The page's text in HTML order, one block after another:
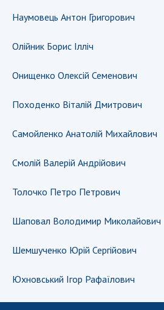
Бланки документів
НОВИНИ
ЗАСІДАННЯ ПРЕЗИДІЇ НАН
НАУКОВІ ВИДАННЯ
МЕДІА ПРО НАС
Наумовець Антон Григорович
Олійник Борис Ілліч
Онищенко Олексій Семенович
Походенко Віталій Дмитрович
Самойленко Анатолій Михайлович
Смолій Валерій Андрійович
Толочко Петро Петрович
Шаповал Володимир Миколайович
Шемшученко Юрій Сергійович
Юхновський Iгор Рафаїлович